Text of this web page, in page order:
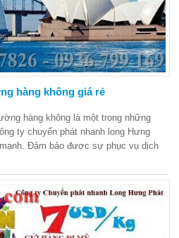
hàng không giá rẻ
hàng không là một trong những
ty chuyển phát nhanh long Hưng
Đảm bảo được sự phục vụ dịch